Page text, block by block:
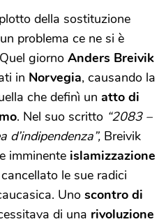
della sostituzione
problema ce ne si è
giorno Anders Breivik
in Norvegia, causando la
che definì un atto di
. Nel suo scritto “2083 –
d’indipendenza”, Breivik
imminente islamizzazione
le sue radici
Uno scontro di
di una rivoluzione